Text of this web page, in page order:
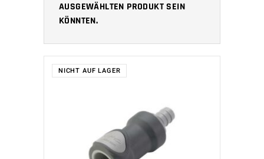
AUSGEWÄHLTEN PRODUKT SEIN
KÖNNTEN.
NICHT AUF LAGER
WEITERLESEN